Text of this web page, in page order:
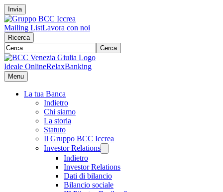
Invia
Mailing ListLavora con noi
Ricerca
Cerca
Ideale OnlineRelaxBanking
Menu
La tua Banca
Indietro
Chi siamo
La storia
Statuto
Il Gruppo BCC Iccrea
Investor Relations
Indietro
Investor Relations
Dati di bilancio
Bilancio sociale